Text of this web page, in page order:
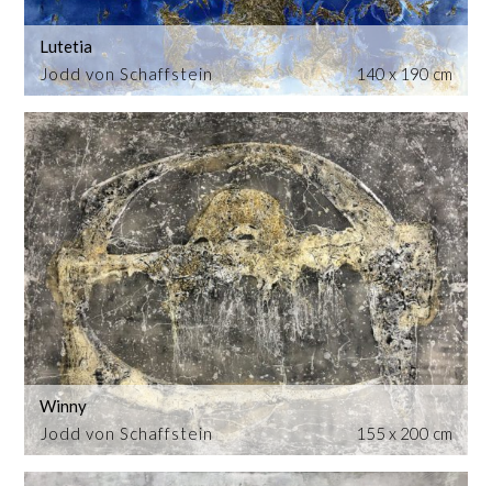
Jodd von Schaffstein
Lutetia
140 x 190 cm
Jodd von Schaffstein
Winny
155 x 200 cm